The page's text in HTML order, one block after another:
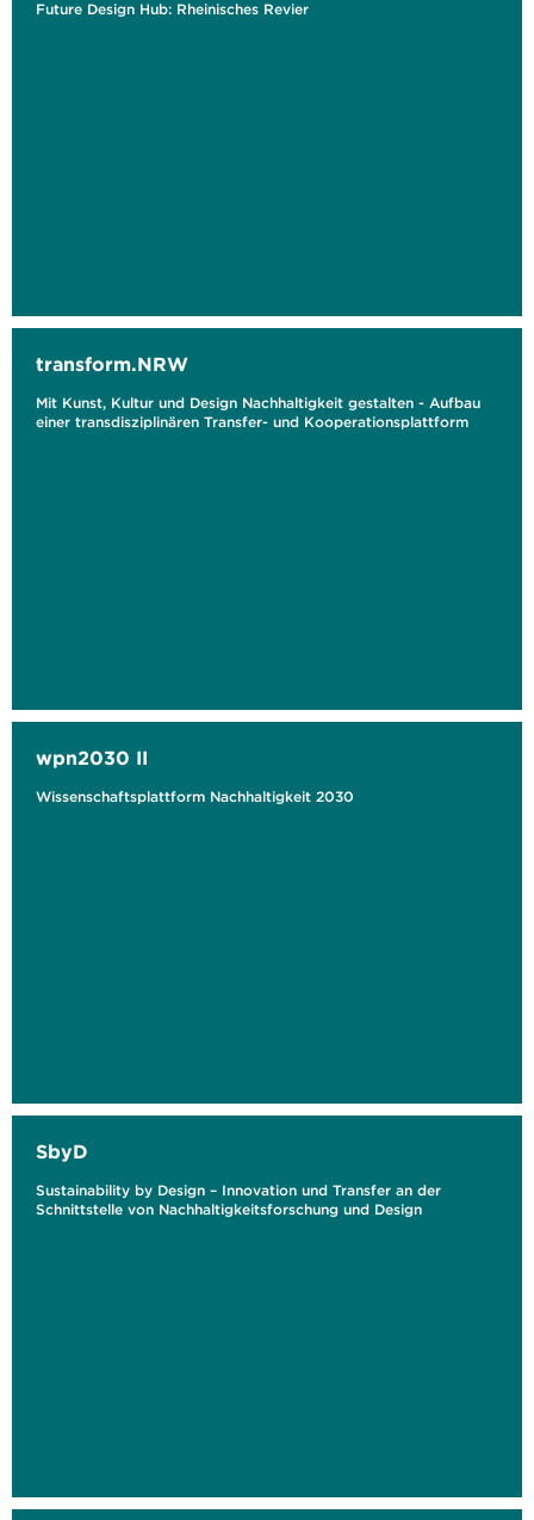
Future Design Hub: Rheinisches Revier
transform.NRW
Mit Kunst, Kultur und Design Nachhaltigkeit gestalten - Aufbau
einer transdisziplinären Transfer- und Kooperationsplattform
wpn2030 II
Wissenschaftsplattform Nachhaltigkeit 2030
SbyD
Sustainability by Design – Innovation und Transfer an der
Schnittstelle von Nachhaltigkeitsforschung und Design